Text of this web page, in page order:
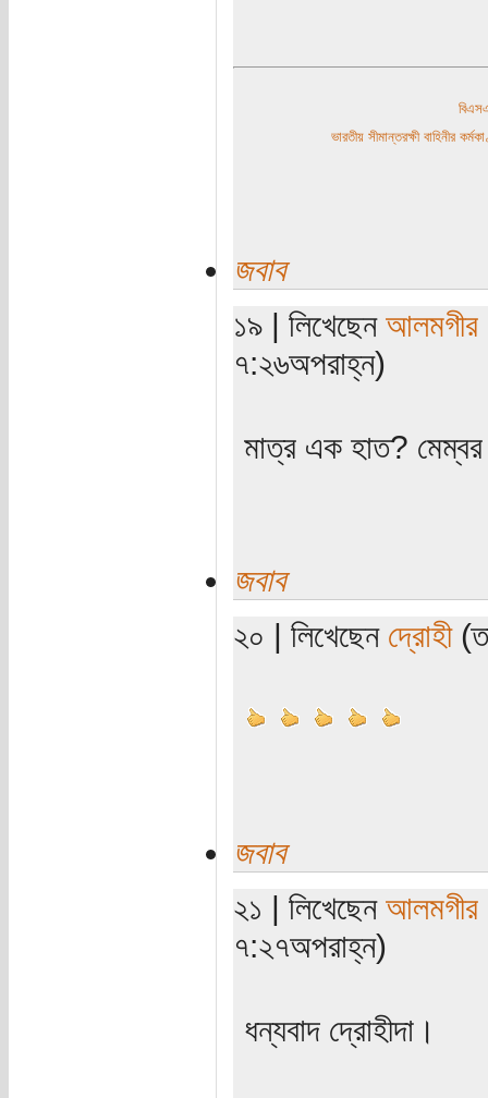
ভারতীয় সীমান্তরক্ষী বাহিনীর
জবাব
১৯ | লিখেছেন আলমগীর
৭:২৬অপরাহ্ন)
মাত্র এক হাত?
জবাব
২০ | লিখেছেন দ্রোহী
জবাব
২১ | লিখেছেন আলমগীর
৭:২৭অপরাহ্ন)
ধন্যবাদ দ্রোহীদা।